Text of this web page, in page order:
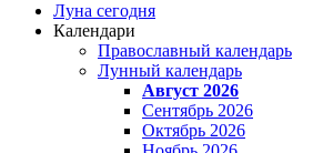
Луна сегодня
Календари
Православный календарь
Лунный календарь
Август 2026
Сентябрь 2026
Октябрь 2026